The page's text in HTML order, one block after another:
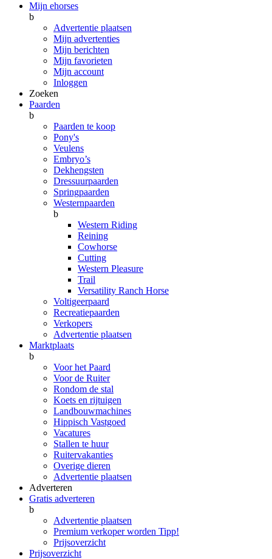
Mijn ehorses
b
Advertentie plaatsen
Mijn advertenties
Mijn berichten
Mijn favorieten
Mijn account
Inloggen
Zoeken
Paarden
b
Paarden te koop
Pony's
Veulens
Embryo’s
Dekhengsten
Dressuurpaarden
Springpaarden
Westernpaarden
b
Western Riding
Reining
Cowhorse
Cutting
Western Pleasure
Trail
Versatility Ranch Horse
Voltigeerpaard
Recreatiepaarden
Verkopers
Advertentie plaatsen
Marktplaats
b
Voor het Paard
Voor de Ruiter
Rondom de stal
Koets en rijtuigen
Landbouwmachines
Hippisch Vastgoed
Vacatures
Stallen te huur
Ruitervakanties
Overige dieren
Advertentie plaatsen
Adverteren
Gratis adverteren
b
Advertentie plaatsen
Premium verkoper worden Tipp!
Prijsoverzicht
Prijsoverzicht